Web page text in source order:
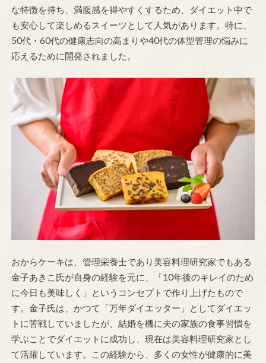
な特徴を持ち、満腹感を得やすくするため、ダイエット中で
も安心して楽しめるスイーツとして人気があります。特に、
50代・60代の健康志向の高まりや40代の体型管理の悩みに
応えるために開発されました。
おからケーキは、管理栄養士であり美容料理研究家でもある
金子あきこ氏が自身の経験を元に、「10年後のキレイのため
に今日も美味しく」というコンセプトで作り上げたもので
す。金子氏は、かつて「万年ダイエッター」としてダイエッ
トに苦戦していましたが、結婚を機に夫の家族の食事習慣を
学ぶことでダイエットに成功し、現在は美容料理研究家とし
て活躍しています。この経験から、多くの女性が健康的に美